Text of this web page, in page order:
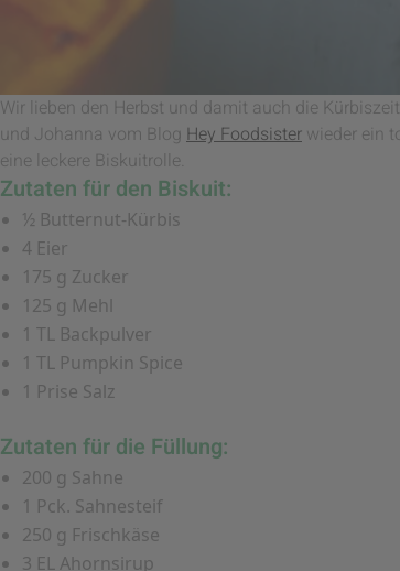
Wir lieben den Herbst und damit auch die
und Johanna vom Blog Hey Foodsister wieder ein
eine leckere Biskuitrolle.
Zutaten für den Biskuit:
½ Butternut-Kürbis
4 Eier
175 g Zucker
125 g Mehl
1 TL Backpulver
1 TL Pumpkin Spice
1 Prise Salz
Zutaten für die Füllung:
200 g Sahne
1 Pck. Sahnesteif
250 g Frischkäse
3 EL Ahornsirup